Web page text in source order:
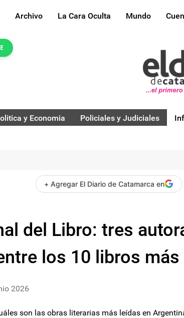
Archivo La Cara Oculta Mundo
y Economia Policiales y Judiciales
+ Agregar El Diario de Catamarca en
del Libro: tres
los 10 libros
2026
son las obras literarias más leídas en